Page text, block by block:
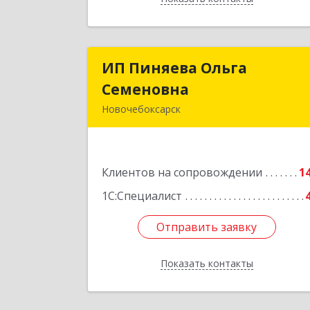
ИП Пиняева Ольга
Семеновна
Новочебоксарск
Клиентов на сопровождении
1С:Специалист
Отправить заявку
Показать контакты
ИП Пиняева Ольга
Отправить заявку
Назад